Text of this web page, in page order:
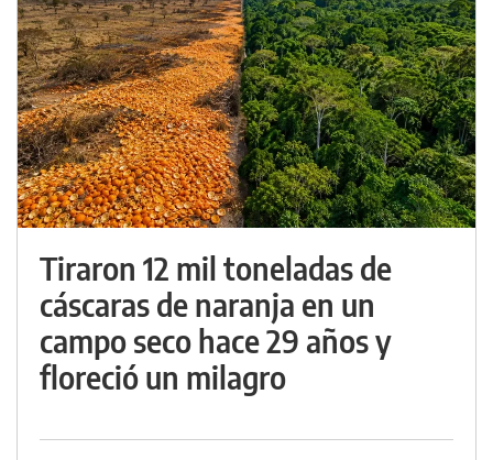
Tiraron 12 mil toneladas de
cáscaras de naranja en un
campo seco hace 29 años y
floreció un milagro